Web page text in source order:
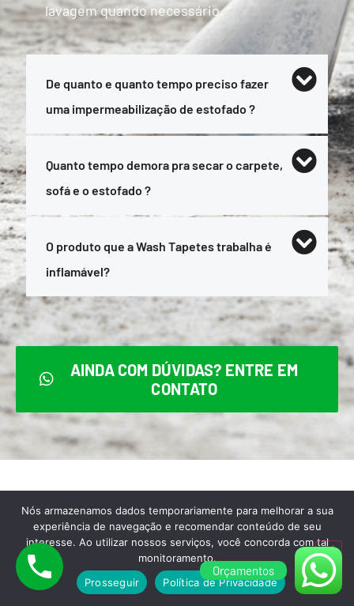
lavagem quando necessário.
De quanto e quanto tempo preciso fazer
uma impermeabilização de estofado ?
Quanto tempo demora pra secar o carpete,
sofá e o estofado ?
O produto que a Wash Tapetes trabalha é
inflamável?
AINDA COM DÚVIDAS? ENTRE EM
CONTATO
Para melhor atendê-lo,
aceitamos todas as formas de
pagamento abaixo:
Orçamentos
Nós armazenamos dados temporariamente para melhorar a sua
experiência de navegação e recomendar conteúdo de seu
interesse. Ao utilizar nossos serviços, você concorda com tal
monitoramento.
Prosseguir
Política de Privacidade